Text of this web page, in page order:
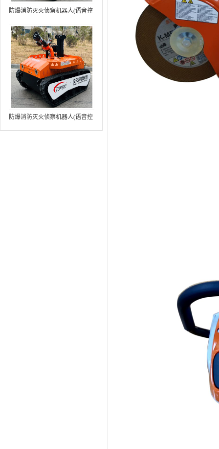
防爆消防灭火侦察机器人(语音控
火焰）中型RXR-MC80BD（第8
代）
防爆消防灭火侦察机器人(语音控
制+跟随功能+5G控制+水炮跟踪